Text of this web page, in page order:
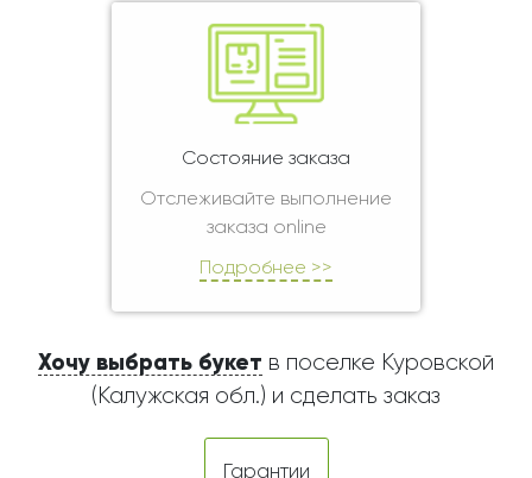
Состояние заказа
Отслеживайте выполнение
заказа online
Подробнее >>
Хочу выбрать букет в поселке Куровской
(Калужская обл.) и сделать заказ
Гарантии